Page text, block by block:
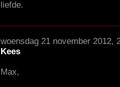
liefde.
woensdag 21 november 2012,
Kees
Max,